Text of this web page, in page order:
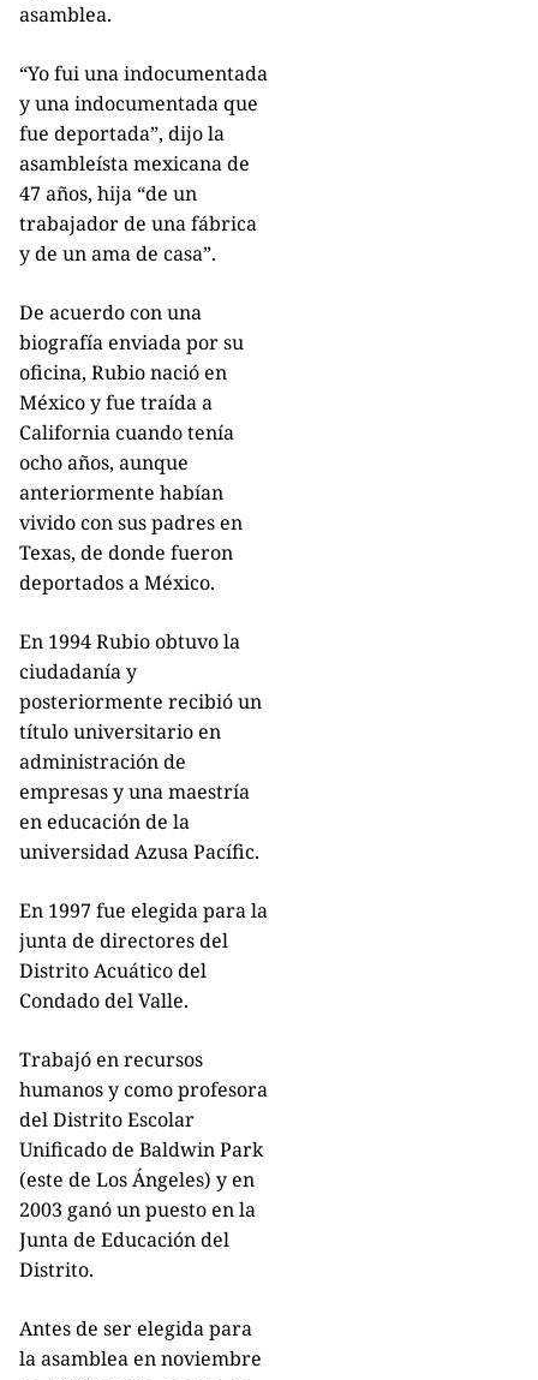
asamblea.
“Yo fui una indocumentada
y una indocumentada que
fue deportada”, dijo la
asambleísta mexicana de
47 años, hija “de un
trabajador de una fábrica
y de un ama de casa”.
De acuerdo con una
biografía enviada por su
oficina, Rubio nació en
México y fue traída a
California cuando tenía
ocho años, aunque
anteriormente habían
vivido con sus padres en
Texas, de donde fueron
deportados a México.
En 1994 Rubio obtuvo la
ciudadanía y
posteriormente recibió un
título universitario en
administración de
empresas y una maestría
en educación de la
universidad Azusa Pacífic.
En 1997 fue elegida para la
junta de directores del
Distrito Acuático del
Condado del Valle.
Trabajó en recursos
humanos y como profesora
del Distrito Escolar
Unificado de Baldwin Park
(este de Los Ángeles) y en
2003 ganó un puesto en la
Junta de Educación del
Distrito.
Antes de ser elegida para
la asamblea en noviembre